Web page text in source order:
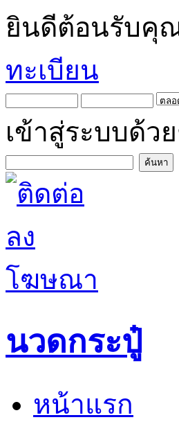
ยินดีต้อนรับคุ
ทะเบียน
เข้าสู่ระบบด้ว
นวดกระปู๋
หน้าแรก